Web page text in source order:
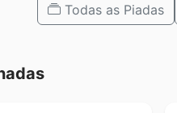
Todas as Piadas